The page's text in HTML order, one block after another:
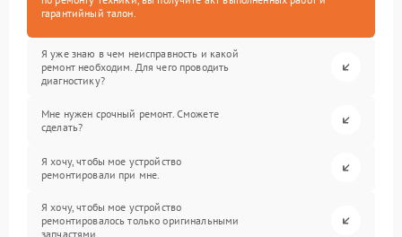
гарантийный талон.
Я уже знаю в чем неисправность и какой
ремонт необходим. Для чего проводить
диагностику?
Мне нужен срочный ремонт. Сможете
сделать?
Я хочу, чтобы мое устройство
ремонтировали при мне.
Я хочу, чтобы мое устройство
ремонтировалось только оригинальными
запчастями.